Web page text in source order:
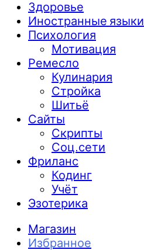
Здоровье
Иностранные языки
Психология
Мотивация
Ремесло
Кулинария
Стройка
Шитьё
Сайты
Скрипты
Соц.сети
Фриланс
Кодинг
Учёт
Эзотерика
Магазин
Избранное